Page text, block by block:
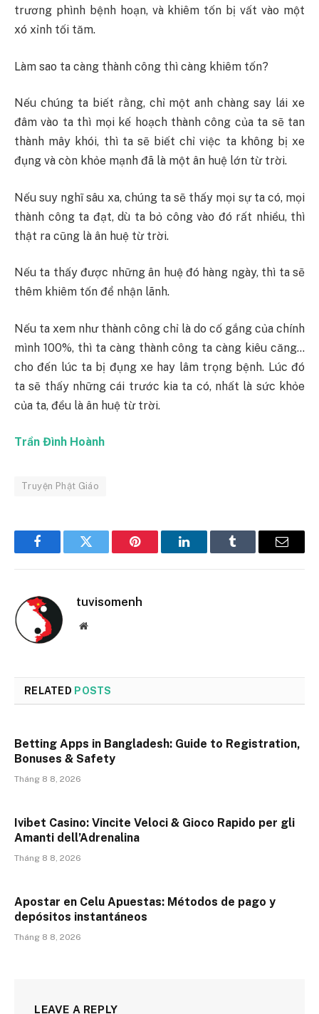
trương phình bệnh hoạn, và khiêm tốn bị vất vào một
xó xỉnh tối tăm.
Làm sao ta càng thành công thì càng khiêm tốn?
Nếu chúng ta biết rằng, chỉ một anh chàng say lái xe
đâm vào ta thì mọi kế hoạch thành công của ta sẽ tan
thành mây khói, thì ta sẽ biết chỉ việc ta không bị xe
đụng và còn khỏe mạnh đã là một ân huệ lớn từ trời.
Nếu suy nghĩ sâu xa, chúng ta sẽ thấy mọi sự ta có, mọi
thành công ta đạt, dù ta bỏ công vào đó rất nhiều, thì
thật ra cũng là ân huệ từ trời.
Nếu ta thấy được những ân huệ đó hàng ngày, thì ta sẽ
thêm khiêm tốn để nhận lãnh.
Nếu ta xem như thành công chỉ là do cố gắng của chính
mình 100%, thì ta càng thành công ta càng kiêu căng…
cho đến lúc ta bị đụng xe hay lâm trọng bệnh. Lúc đó
ta sẽ thấy những cái trước kia ta có, nhất là sức khỏe
của ta, đều là ân huệ từ trời.
Trần Đình Hoành
Truyện Phật Giáo
FacebookTwitter Pinterest LinkedInTumblr Email
tuvisomenh
Website
RELATED POSTS
Betting Apps in Bangladesh: Guide to Registration,
Bonuses & Safety
Tháng 8 8, 2026
Ivibet Casino: Vincite Veloci & Gioco Rapido per gli
Amanti dell’Adrenalina
Tháng 8 8, 2026
Apostar en Celu Apuestas: Métodos de pago y
depósitos instantáneos
Tháng 8 8, 2026
LEAVE A REPLY